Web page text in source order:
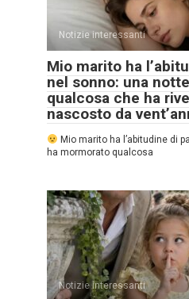
Notizie interessanti
Mio marito ha
nel sonno: una
qualcosa che ha
nascosto da
Mio marito ha l’abitudine di
ha mormorato qualcosa
Notizie interessanti